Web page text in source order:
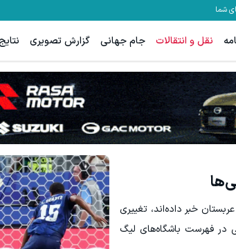
شما
نقل و انتقالات جام جهانی گزارش تصویری
خبر داده‌اند، تغییری
در فهرست باشگاه‌های لیگ